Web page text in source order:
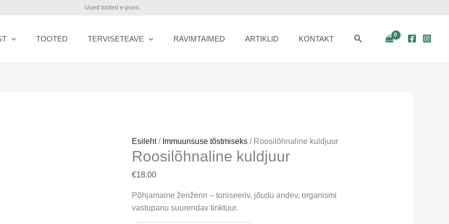
Uued tooted e-poes.
TOOTED TERVISETEAVE RAVIMTAIMED ARTIKLID KONTAKT Otsi
Esileht/ Immuunsuse tõstmiseks / Roosilõhnaline kuldjuur
Roosilõhnaline kuldjuur
€18.00
Põhjamaine ženženn – toniseeriv, jõudu andev, organismi
vastupanu suurendav tinktuur.
Roosilõhnaline